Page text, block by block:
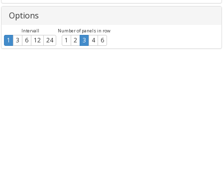
Options
Intervall
1 3 6 12 24
Number of panels in row
1 2 3 4 6